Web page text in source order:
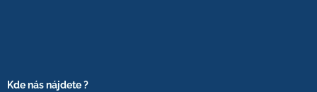
Kde nás nájdete ?